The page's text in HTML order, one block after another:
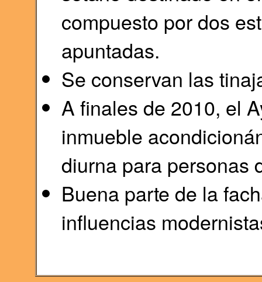
compuesto por dos
apuntadas.
Se conservan las
A finales de 2010, el
inmueble
diurna para personas
Buena parte de la
influencias